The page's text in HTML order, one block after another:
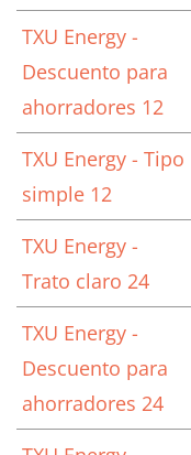
TXU Energy -
Descuento para
ahorradores 12
TXU Energy - Tipo
simple 12
TXU Energy -
Trato claro 24
TXU Energy -
Descuento para
ahorradores 24